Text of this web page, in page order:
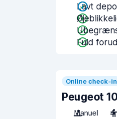
Lavt
Fuld
Online check-in
Peugeot
Manuel
4